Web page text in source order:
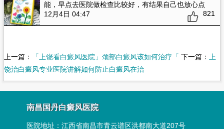
能，早点去医院做检查比较好，有结果自己也放心点
12月4日 04:47
821
上一篇： 「上饶看白癜风医院」颈部白癜风该如何治疗「 下一篇： 上
饶治白癜风专业医院讲解如何防止白癜风在治
南昌国丹白癜风医院
医院地址：江西省南昌市青云谱区洪都南大道207号